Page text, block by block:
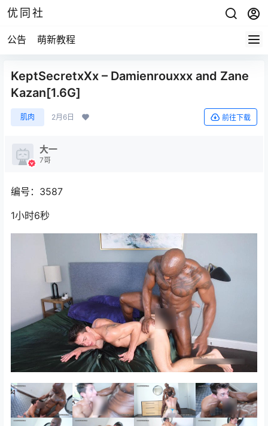
优同社
公告 萌新教程
KeptSecretxXx – Damienrouxxx and Zane
Kazan[1.6G]
肌肉 2月6日 前往下载
大一
7哥
编号：3587
1小时6秒